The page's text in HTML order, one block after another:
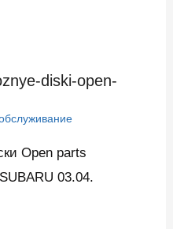
diski-open-
Open parts
03.04.